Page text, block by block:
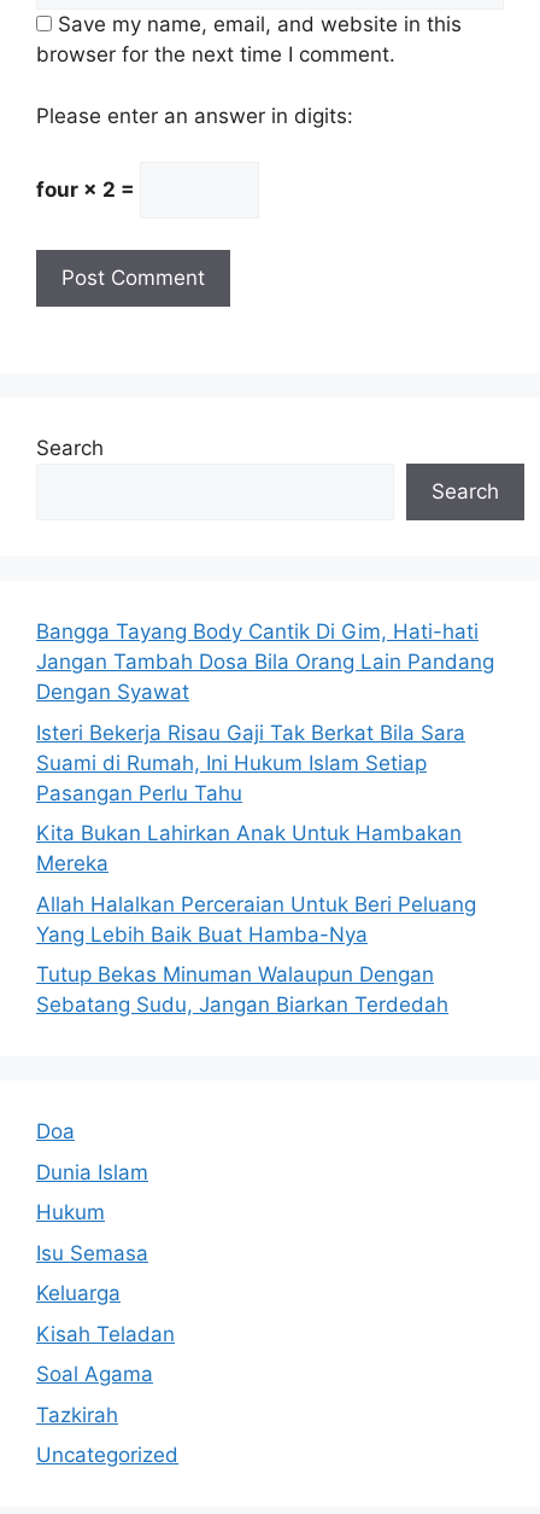
Save my name, email, and website in this
browser for the next time I comment.
Please enter an answer in digits:
four × 2 =
Search
Search
Bangga Tayang Body Cantik Di Gim, Hati-hati
Jangan Tambah Dosa Bila Orang Lain Pandang
Dengan Syawat
Isteri Bekerja Risau Gaji Tak Berkat Bila Sara
Suami di Rumah, Ini Hukum Islam Setiap
Pasangan Perlu Tahu
Kita Bukan Lahirkan Anak Untuk Hambakan
Mereka
Allah Halalkan Perceraian Untuk Beri Peluang
Yang Lebih Baik Buat Hamba-Nya
Tutup Bekas Minuman Walaupun Dengan
Sebatang Sudu, Jangan Biarkan Terdedah
Doa
Dunia Islam
Hukum
Isu Semasa
Keluarga
Kisah Teladan
Soal Agama
Tazkirah
Uncategorized